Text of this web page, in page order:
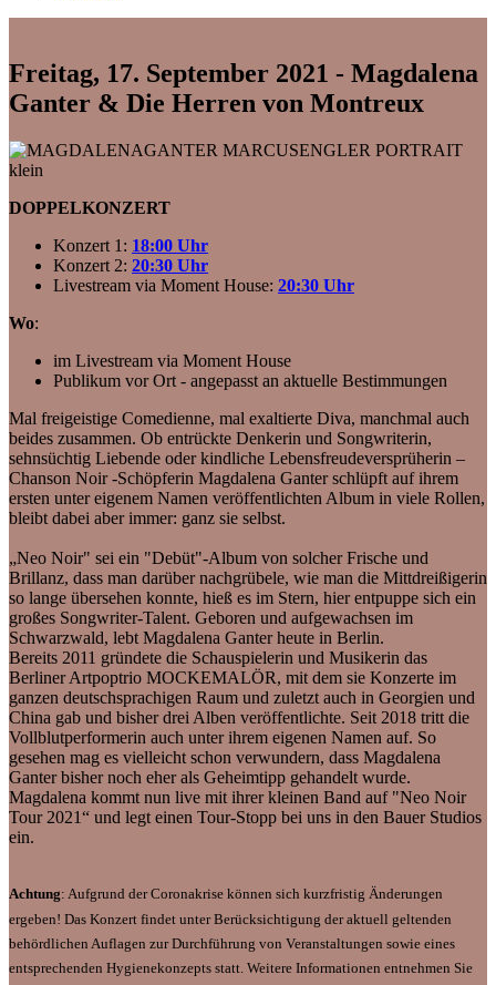
Freitag, 17. September 2021 - Magdalena
Ganter & Die Herren von Montreux
DOPPELKONZERT
Konzert 1: 18:00 Uhr
Konzert 2: 20:30 Uhr
Livestream via Moment House: 20:30 Uhr
Wo:
im Livestream via Moment House
Publikum vor Ort - angepasst an aktuelle Bestimmungen
Mal freigeistige Comedienne, mal exaltierte Diva, manchmal auch
beides zusammen. Ob entrückte Denkerin und Songwriterin,
sehnsüchtig Liebende oder kindliche Lebensfreudeversprüherin –
Chanson Noir -Schöpferin Magdalena Ganter schlüpft auf ihrem
ersten unter eigenem Namen veröffentlichten Album in viele Rollen,
bleibt dabei aber immer: ganz sie selbst.
„Neo Noir" sei ein "Debüt"-Album von solcher Frische und
Brillanz, dass man darüber nachgrübele, wie man die Mittdreißigerin
so lange übersehen konnte, hieß es im Stern, hier entpuppe sich ein
großes Songwriter-Talent. Geboren und aufgewachsen im
Schwarzwald, lebt Magdalena Ganter heute in Berlin.
Bereits 2011 gründete die Schauspielerin und Musikerin das
Berliner Artpoptrio MOCKEMALÖR, mit dem sie Konzerte im
ganzen deutschsprachigen Raum und zuletzt auch in Georgien und
China gab und bisher drei Alben veröffentlichte. Seit 2018 tritt die
Vollblutperformerin auch unter ihrem eigenen Namen auf. So
gesehen mag es vielleicht schon verwundern, dass Magdalena
Ganter bisher noch eher als Geheimtipp gehandelt wurde.
Magdalena kommt nun live mit ihrer kleinen Band auf "Neo Noir
Tour 2021“ und legt einen Tour-Stopp bei uns in den Bauer Studios
ein.
Achtung: Aufgrund der Coronakrise können sich kurzfristig Änderungen
ergeben! Das Konzert findet unter Berücksichtigung der aktuell geltenden
behördlichen Auflagen zur Durchführung von Veranstaltungen sowie eines
entsprechenden Hygienekonzepts statt. Weitere Informationen entnehmen Sie